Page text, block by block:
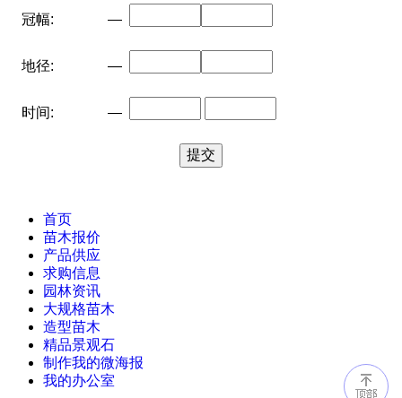
冠幅: —
地径: —
时间: —
首页
苗木报价
产品供应
求购信息
园林资讯
大规格苗木
造型苗木
精品景观石
制作我的微海报
我的办公室